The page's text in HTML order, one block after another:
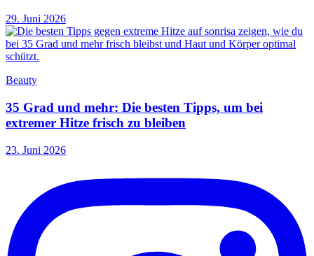
29. Juni 2026
Beauty
35 Grad und mehr: Die besten Tipps, um bei
extremer Hitze frisch zu bleiben
23. Juni 2026